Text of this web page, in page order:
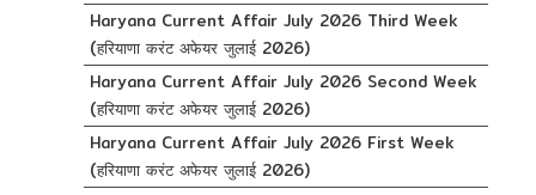
Haryana Current Affair July 2026 Third Week
(हरियाणा करंट अफेयर जुलाई 2026)
Haryana Current Affair July 2026 Second Week
(हरियाणा करंट अफेयर जुलाई 2026)
Haryana Current Affair July 2026 First Week
(हरियाणा करंट अफेयर जुलाई 2026)